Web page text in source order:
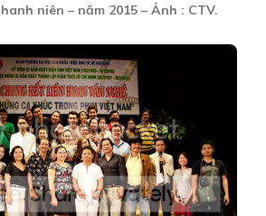
niên – năm 2015 – Ảnh : CTV.